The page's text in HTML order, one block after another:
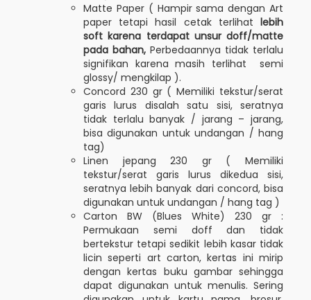
Matte Paper ( Hampir sama dengan Art
paper tetapi hasil cetak terlihat lebih
soft karena terdapat unsur doff/matte
pada bahan, Perbedaannya tidak terlalu
signifikan karena masih terlihat semi
glossy/ mengkilap ).
Concord 230 gr ( Memiliki tekstur/serat
garis lurus disalah satu sisi, seratnya
tidak terlalu banyak / jarang – jarang,
bisa digunakan untuk undangan / hang
tag)
Linen jepang 230 gr ( Memiliki
tekstur/serat garis lurus dikedua sisi,
seratnya lebih banyak dari concord, bisa
digunakan untuk undangan / hang tag )
Carton BW (Blues White) 230 gr :
Permukaan semi doff dan tidak
bertekstur tetapi sedikit lebih kasar tidak
licin seperti art carton, kertas ini mirip
dengan kertas buku gambar sehingga
dapat digunakan untuk menulis. Sering